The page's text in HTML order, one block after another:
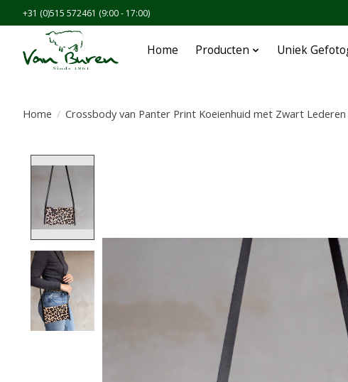
+31 (0)515 572461 (9:00 - 17:00)
Home Producten Uniek
Home / Crossbody van Panter Print Koeienhuid met Zwart Lederen